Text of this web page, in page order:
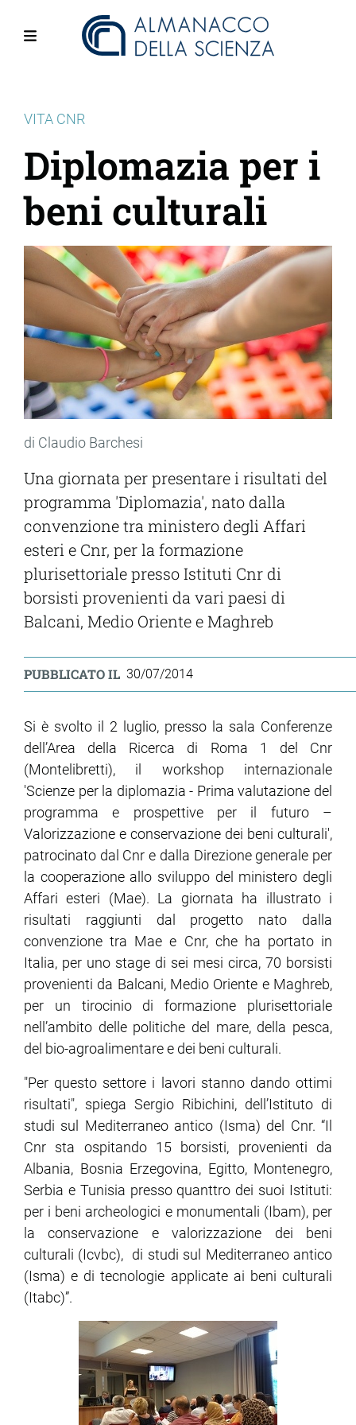
VITA CNR
Diplomazia per i
beni culturali
di Claudio Barchesi
Una giornata per presentare i risultati del
programma 'Diplomazia', nato dalla
convenzione tra ministero degli Affari
esteri e Cnr, per la formazione
plurisettoriale presso Istituti Cnr di
borsisti provenienti da vari paesi di
Balcani, Medio Oriente e Maghreb
PUBBLICATO IL 30/07/2014
Si è svolto il 2 luglio, presso la sala Conferenze
dell’Area della Ricerca di Roma 1 del Cnr
(Montelibretti), il workshop internazionale
'Scienze per la diplomazia - Prima valutazione del
programma e prospettive per il futuro –
Valorizzazione e conservazione dei beni culturali',
patrocinato dal Cnr e dalla Direzione generale per
la cooperazione allo sviluppo del ministero degli
Affari esteri (Mae). La giornata ha illustrato i
risultati raggiunti dal progetto nato dalla
convenzione tra Mae e Cnr, che ha portato in
Italia, per uno stage di sei mesi circa, 70 borsisti
provenienti da Balcani, Medio Oriente e Maghreb,
per un tirocinio di formazione plurisettoriale
nell’ambito delle politiche del mare, della pesca,
del bio-agroalimentare e dei beni culturali.
"Per questo settore i lavori stanno dando ottimi
risultati", spiega Sergio Ribichini, dell’Istituto di
studi sul Mediterraneo antico (Isma) del Cnr. “Il
Cnr sta ospitando 15 borsisti, provenienti da
Albania, Bosnia Erzegovina, Egitto, Montenegro,
Serbia e Tunisia presso quanttro dei suoi Istituti:
per i beni archeologici e monumentali (Ibam), per
la conservazione e valorizzazione dei beni
culturali (Icvbc), di studi sul Mediterraneo antico
(Isma) e di tecnologie applicate ai beni culturali
(Itabc)”.